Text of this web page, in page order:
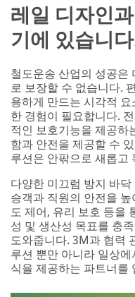
Job Role
Select One
Busin
ess
Phone
Number
(optional)
Country/Re
gion
Select One
레일 디자인
기에 있습니
철도운송 산업의 성공은
로 보장할 수 없습니다.
용하게 만드는 시각적
한 경험이 필요합니다.
적인 보호기능을 제공하
함과 안전을 제공할 수
루션은 안팎으로 새롭고
다양한 미끄럼 방지 바
승객과 직원의 안전을
도 제어, 유리 보호 등을
성 및 생산성 목표를 충
도와줍니다. 3M과 협력
루션 뿐만 아니라 일상
식을 제공하는 파트너를